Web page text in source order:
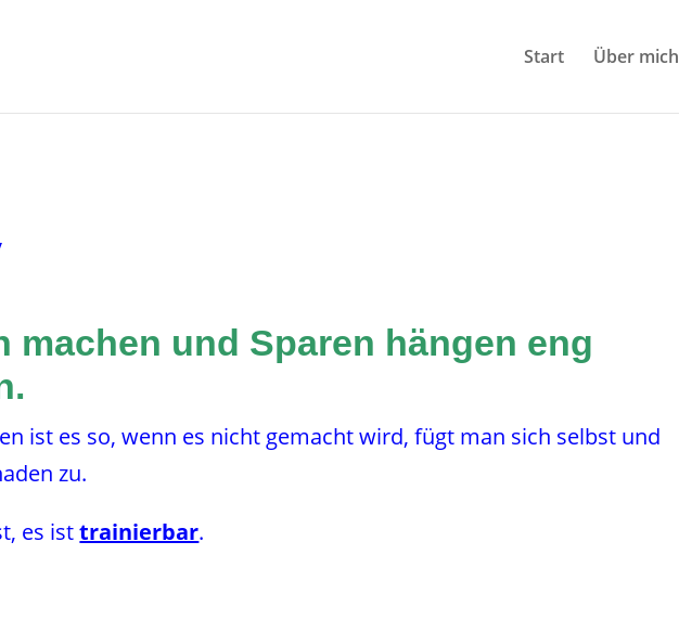
Start Über mich
machen und Sparen hängen eng
ist es so, wenn es nicht gemacht wird, fügt man sich selbst und
zu.
es isttrainierbar.